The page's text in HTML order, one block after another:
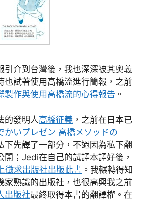
引介到台灣後，我也深深被其奧義
也試著使用高橋流進行簡報，之前
製作與使用高橋流的心得報告 。
的發明人高橋征義 ，之前在日本已
かいプレゼン 高橋メソッドの
下先譯了一部分，不過因為私下翻
開；Jedi在自己的試譯本譯好後，
徵求出版社出版此書 。我輾轉得知
家熟識的出版社，也很高興我之前
出版社最終取得本書的翻譯權。在